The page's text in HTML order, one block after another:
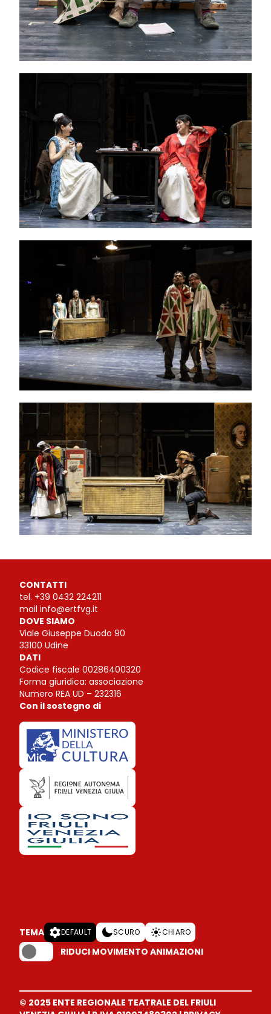
CONTATTI
tel. +39 0432 224211
mail info@ertfvg.it
DOVE SIAMO
Viale Giuseppe Duodo 90
33100 Udine
DATI
Codice fiscale 00286400320
Forma giuridica: associazione
Numero REA UD – 232316
Con il sostegno di
TEMA DEFAULT SCURO CHIARO
RIDUCI MOVIMENTO ANIMAZIONI
© 2025 ENTE REGIONALE TEATRALE DEL FRIULI